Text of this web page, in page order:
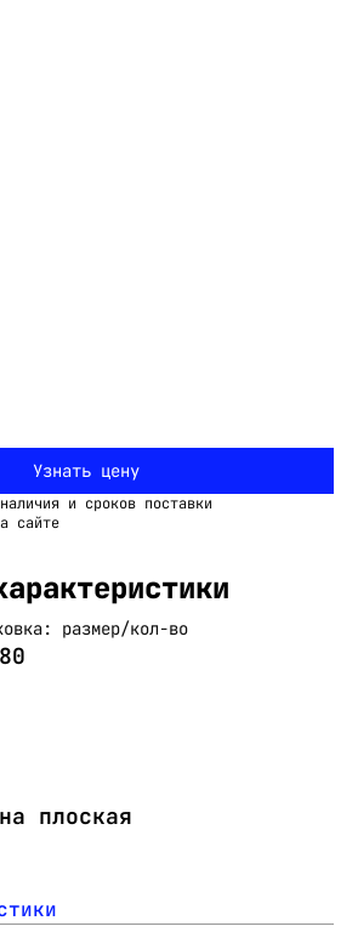
Узнать цену
и сроков поставки
сайте
размер/кол-во
плоская